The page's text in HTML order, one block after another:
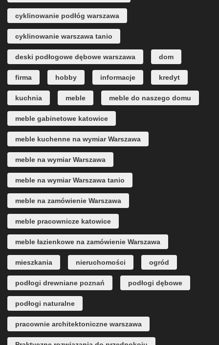
cyklinowanie podłóg warszawa
cyklinowanie warszawa tanio
deski podłogowe dębowe warszawa dom
firma hobby informacje kredyt
kuchnia meble meble do naszego domu
meble gabinetowe katowice
meble kuchenne na wymiar Warszawa
meble na wymiar Warszawa
meble na wymiar Warszawa tanio
meble na zamówienie Warszawa
meble pracownicze katowice
meble łazienkowe na zamówienie Warszawa
mieszkania nieruchomości ogród
podłogi drewniane poznań podłogi dębowe
podłogi naturalne
pracownie architektoniczne warszawa